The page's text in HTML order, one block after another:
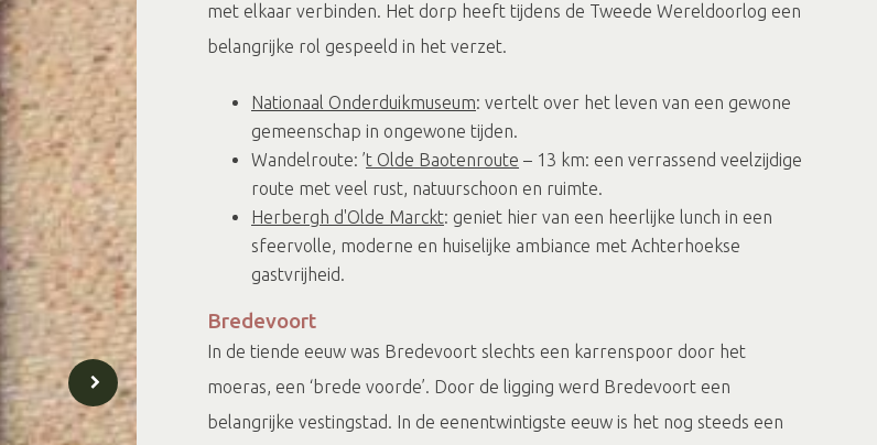
met elkaar verbinden. Het dorp heeft tijdens de Tweede Wereldoorlog een
belangrijke rol gespeeld in het verzet.
Nationaal Onderduikmuseum: vertelt over het leven van een gewone
gemeenschap in ongewone tijden.
Wandelroute: ’t Olde Baotenroute – 13 km: een verrassend veelzijdige
route met veel rust, natuurschoon en ruimte.
Herbergh d'Olde Marckt: geniet hier van een heerlijke lunch in een
sfeervolle, moderne en huiselijke ambiance met Achterhoekse
gastvrijheid.
Bredevoort
In de tiende eeuw was Bredevoort slechts een karrenspoor door het
moeras, een ‘brede voorde’. Door de ligging werd Bredevoort een
belangrijke vestingstad. In de eenentwintigste eeuw is het nog steeds een